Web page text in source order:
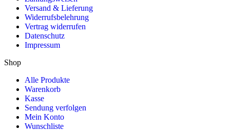
Versand & Lieferung
Widerrufsbelehrung
Vertrag widerrufen
Datenschutz
Impressum
Shop
Alle Produkte
Warenkorb
Kasse
Sendung verfolgen
Mein Konto
Wunschliste